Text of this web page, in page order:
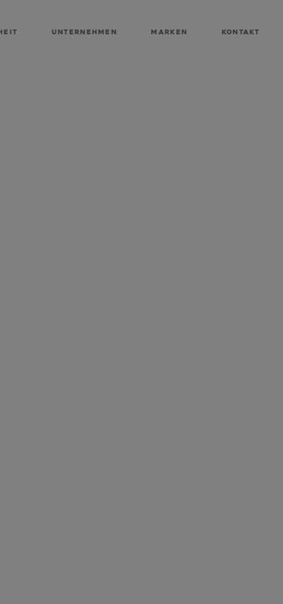
Unternehmen Marken Kontakt